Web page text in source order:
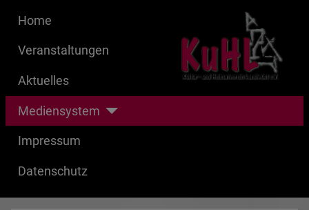
Home
Veranstaltungen
Aktuelles
Mediensystem
Impressum
Datenschutz